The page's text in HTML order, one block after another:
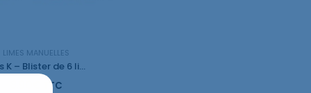
LIMES MANUELLES
Limes K – Blister de 6 limes
TTC